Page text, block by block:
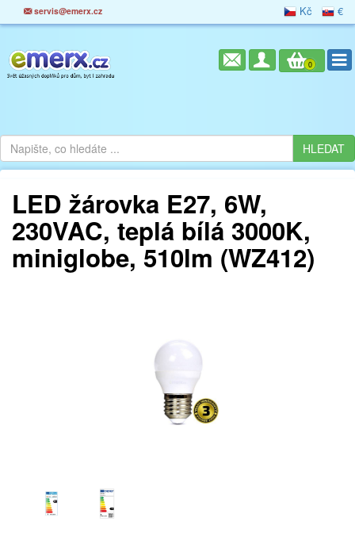
servis@emerx.cz Kč €
0
LED žárovka E27, 6W,
230VAC, teplá bílá 3000K,
miniglobe, 510lm (WZ412)